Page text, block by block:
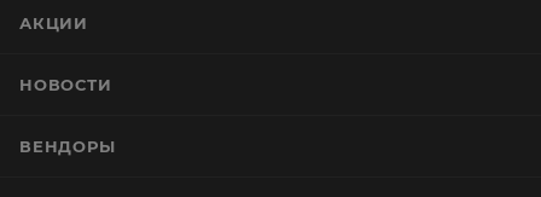
АКЦИИ
НОВОСТИ
ВЕНДОРЫ